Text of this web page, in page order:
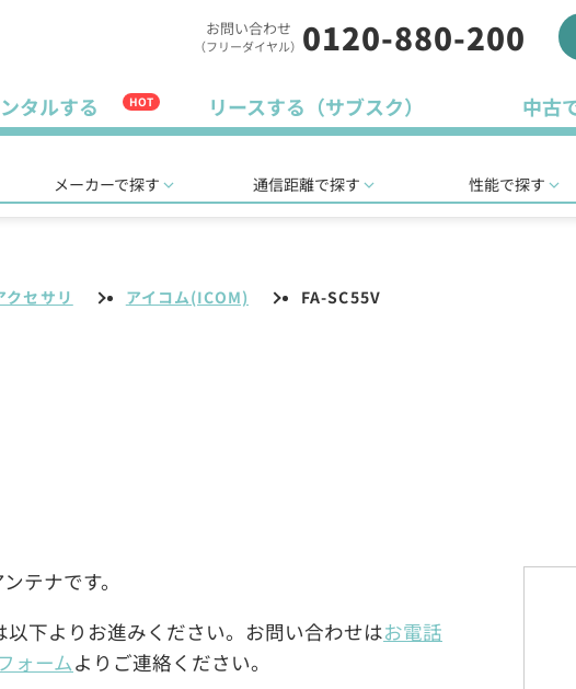
お問い合わせ
（フリーダイヤル） 0120-880-200
タルする HOT リースする（サブスク） 中古
メーカーで探す 通信距離で探す 性能で探す
セサリ アイコム(ICOM) FA-SC55V
テナです。
以下よりお進みください。お問い合わせはお電話
ォームよりご連絡ください。